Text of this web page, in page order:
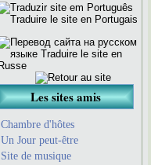
Les sites amis
Chambre d'hôtes
Un Jour peut-être
Site de musique